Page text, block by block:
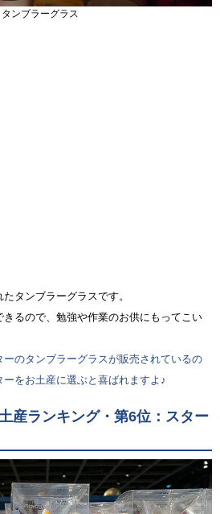
タンブラーグラス
タンブラーグラスです。
るので、勉強や作業のお供にもってこい
のタンブラーグラスが販売されているの
をお土産に選ぶと喜ばれますよ♪
産ランキング・第6位：スター